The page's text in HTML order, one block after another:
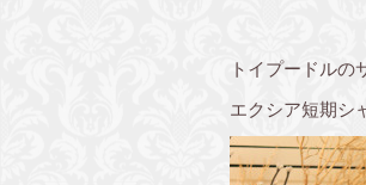
トイプードル
エクシア短期シ